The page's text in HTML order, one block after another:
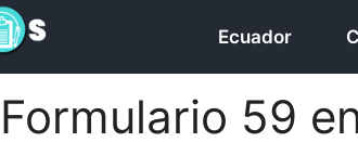
Ecuador
Formulario 59